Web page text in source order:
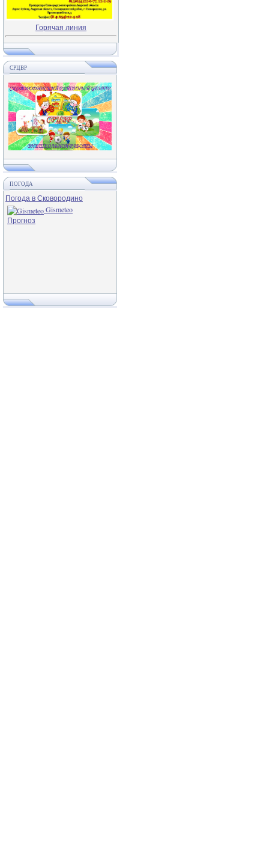
Горячая линия
СРЦВР
ПОГОДА
Погода в Сковородино
Gismeteo
Прогноз